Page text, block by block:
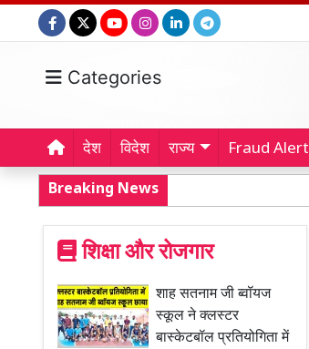
Categories
देश विदेश राज्य Fraud Alert
Breaking News
शिक्षा और रोजगार
शाह सतनाम जी ब्वॉयज
स्कूल ने क्लस्टर
बास्केटबॉल प्रतियोगिता में